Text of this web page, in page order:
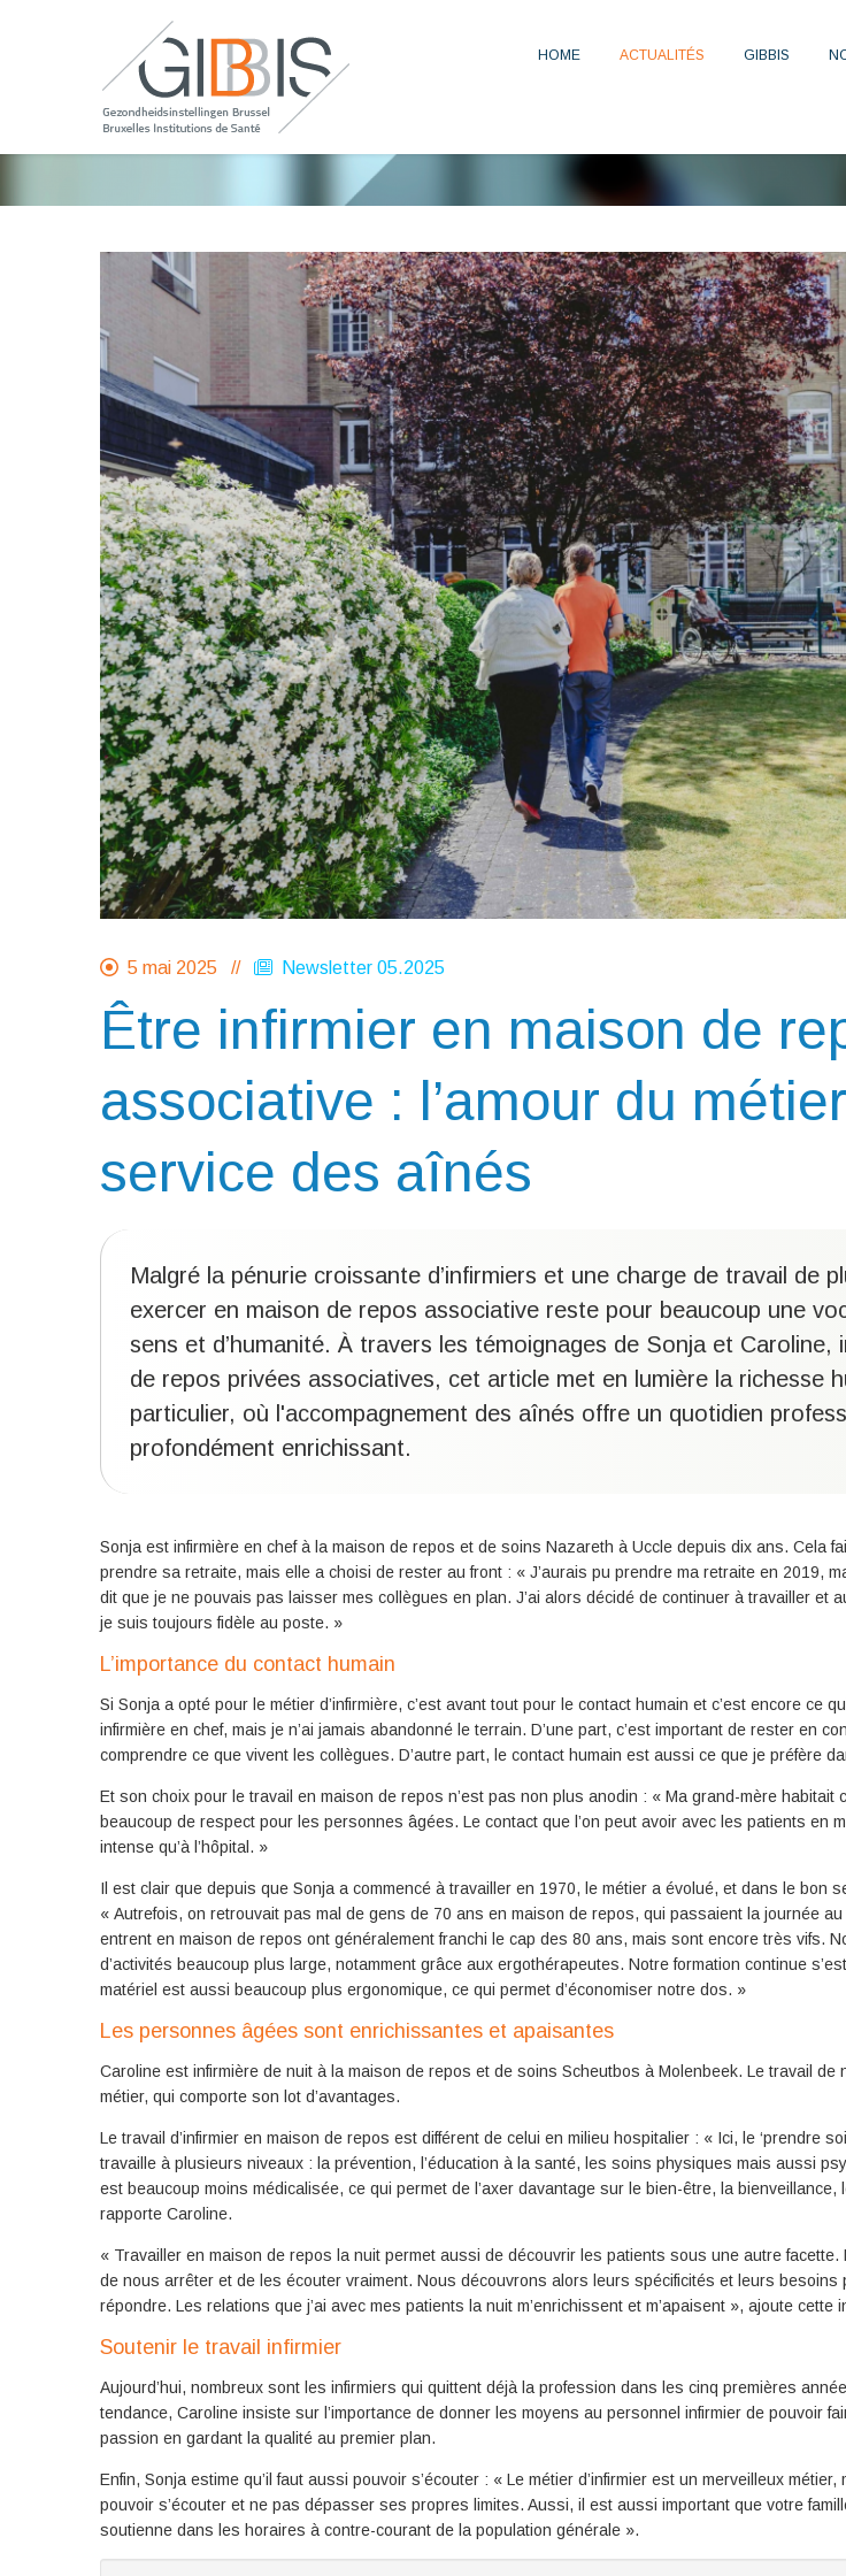
HOME ACTUALITÉS GIBBIS
5 mai 2025 // Newsletter 05.2025
Être infirmier en maison de
associative : l’amour du
service des aînés
Malgré la pénurie croissante d’infirmiers et une charge de travail de
exercer en maison de repos associative reste pour beaucoup une
sens et d’humanité. À travers les témoignages de Sonja et Caroline,
de repos privées associatives, cet article met en lumière la richesse
particulier, où l'accompagnement des aînés offre un quotidien
profondément enrichissant.
Sonja est infirmière en chef à la maison de repos et de soins Nazareth à Uccle depuis dix ans. Cela
prendre sa retraite, mais elle a choisi de rester au front : « J’aurais pu prendre ma retraite en 2019,
dit que je ne pouvais pas laisser mes collègues en plan. J’ai alors décidé de continuer à travailler et
je suis toujours fidèle au poste. »
L’importance du contact humain
Si Sonja a opté pour le métier d’infirmière, c’est avant tout pour le contact humain et c’est encore ce
infirmière en chef, mais je n’ai jamais abandonné le terrain. D’une part, c’est important de rester en
comprendre ce que vivent les collègues. D’autre part, le contact humain est aussi ce que je préfère
Et son choix pour le travail en maison de repos n’est pas non plus anodin : « Ma grand-mère habitait
beaucoup de respect pour les personnes âgées. Le contact que l’on peut avoir avec les patients en
intense qu’à l’hôpital. »
Il est clair que depuis que Sonja a commencé à travailler en 1970, le métier a évolué, et dans le bon
« Autrefois, on retrouvait pas mal de gens de 70 ans en maison de repos, qui passaient la journée au
entrent en maison de repos ont généralement franchi le cap des 80 ans, mais sont encore très vifs.
d’activités beaucoup plus large, notamment grâce aux ergothérapeutes. Notre formation continue
matériel est aussi beaucoup plus ergonomique, ce qui permet d’économiser notre dos. »
Les personnes âgées sont enrichissantes et apaisantes
Caroline est infirmière de nuit à la maison de repos et de soins Scheutbos à Molenbeek. Le travail de
métier, qui comporte son lot d’avantages.
Le travail d’infirmier en maison de repos est différent de celui en milieu hospitalier : « Ici, le ‘prendre
travaille à plusieurs niveaux : la prévention, l’éducation à la santé, les soins physiques mais aussi
est beaucoup moins médicalisée, ce qui permet de l’axer davantage sur le bien-être, la bienveillance,
rapporte Caroline.
« Travailler en maison de repos la nuit permet aussi de découvrir les patients sous une autre
de nous arrêter et de les écouter vraiment. Nous découvrons alors leurs spécificités et leurs besoins
répondre. Les relations que j’ai avec mes patients la nuit m’enrichissent et m’apaisent », ajoute cette
Soutenir le travail infirmier
Aujourd’hui, nombreux sont les infirmiers qui quittent déjà la profession dans les cinq premières
tendance, Caroline insiste sur l’importance de donner les moyens au personnel infirmier de pouvoir
passion en gardant la qualité au premier plan.
Enfin, Sonja estime qu’il faut aussi pouvoir s’écouter : « Le métier d’infirmier est un merveilleux
pouvoir s’écouter et ne pas dépasser ses propres limites. Aussi, il est aussi important que votre
soutienne dans les horaires à contre-courant de la population générale ».